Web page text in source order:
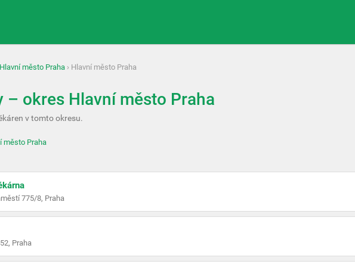
Hlavní město Praha › Hlavní město Praha
– okres Hlavní město Praha
v tomto okresu.
město Praha
775/8, Praha
Praha